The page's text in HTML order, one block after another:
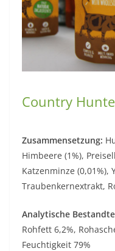
Country
Zusammensetzung:
Himbeere (1%),
Katzenminze (0,01%),
Traubenkernextrakt,
Analytische
Rohfett 6,2%,
Feuchtigkeit 79%